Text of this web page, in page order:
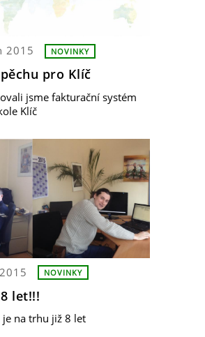
2015 NOVINKY
pro Klíč
jsme fakturační systém
Klíč
NOVINKY
let!!!
je na trhu již 8 let